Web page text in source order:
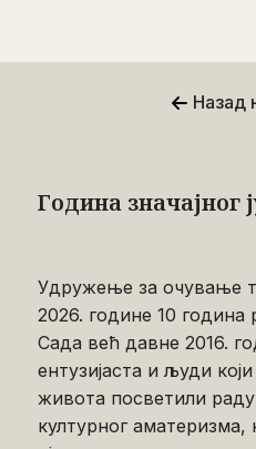
Назад
Година значајног
Удружење за очување
2026. године 10 година
Сада већ давне 2016.
ентузијаста и људи
живота посветили
културног аматеризма,